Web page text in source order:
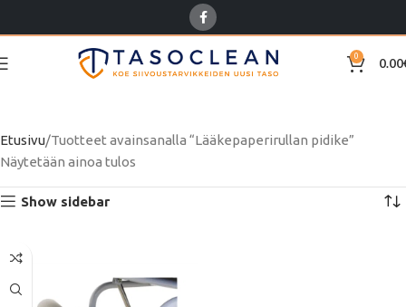
0 0.00
Etusivu Tuotteet avainsanalla “Lääkepaperirullan pidike”
Näytetään ainoa tulos
Show sidebar